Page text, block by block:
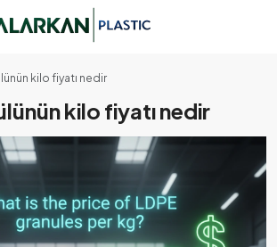
kilo fiyatı nedir
kilo fiyatı nedir